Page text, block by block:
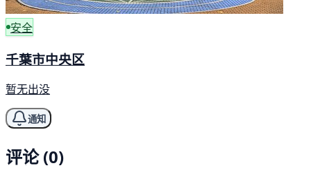
安全
千葉市中央区
暂无出没
通知
评论 (0)